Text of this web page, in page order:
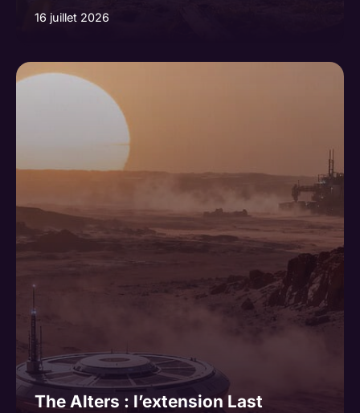
16 juillet 2026
The Alters : l’extension Last